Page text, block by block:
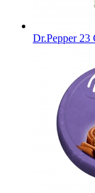
Dr.Pepper